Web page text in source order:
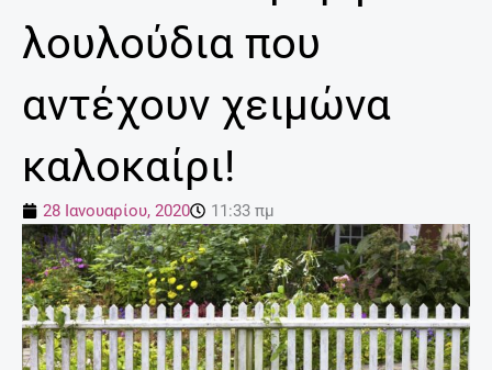
λουλούδια που
αντέχουν χειμώνα
καλοκαίρι!
28 Ιανουαρίου, 2020 11:33 πμ